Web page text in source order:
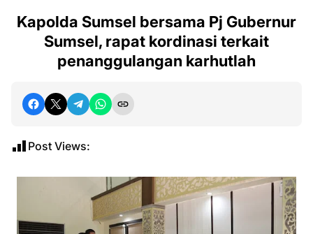
Kapolda Sumsel bersama Pj Gubernur
Sumsel, rapat kordinasi terkait
penanggulangan karhutlah
Post Views: